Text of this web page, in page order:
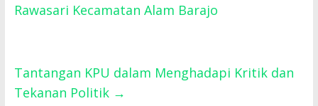
Rawasari Kecamatan Alam Barajo
Tantangan KPU dalam Menghadapi Kritik dan
Tekanan Politik →